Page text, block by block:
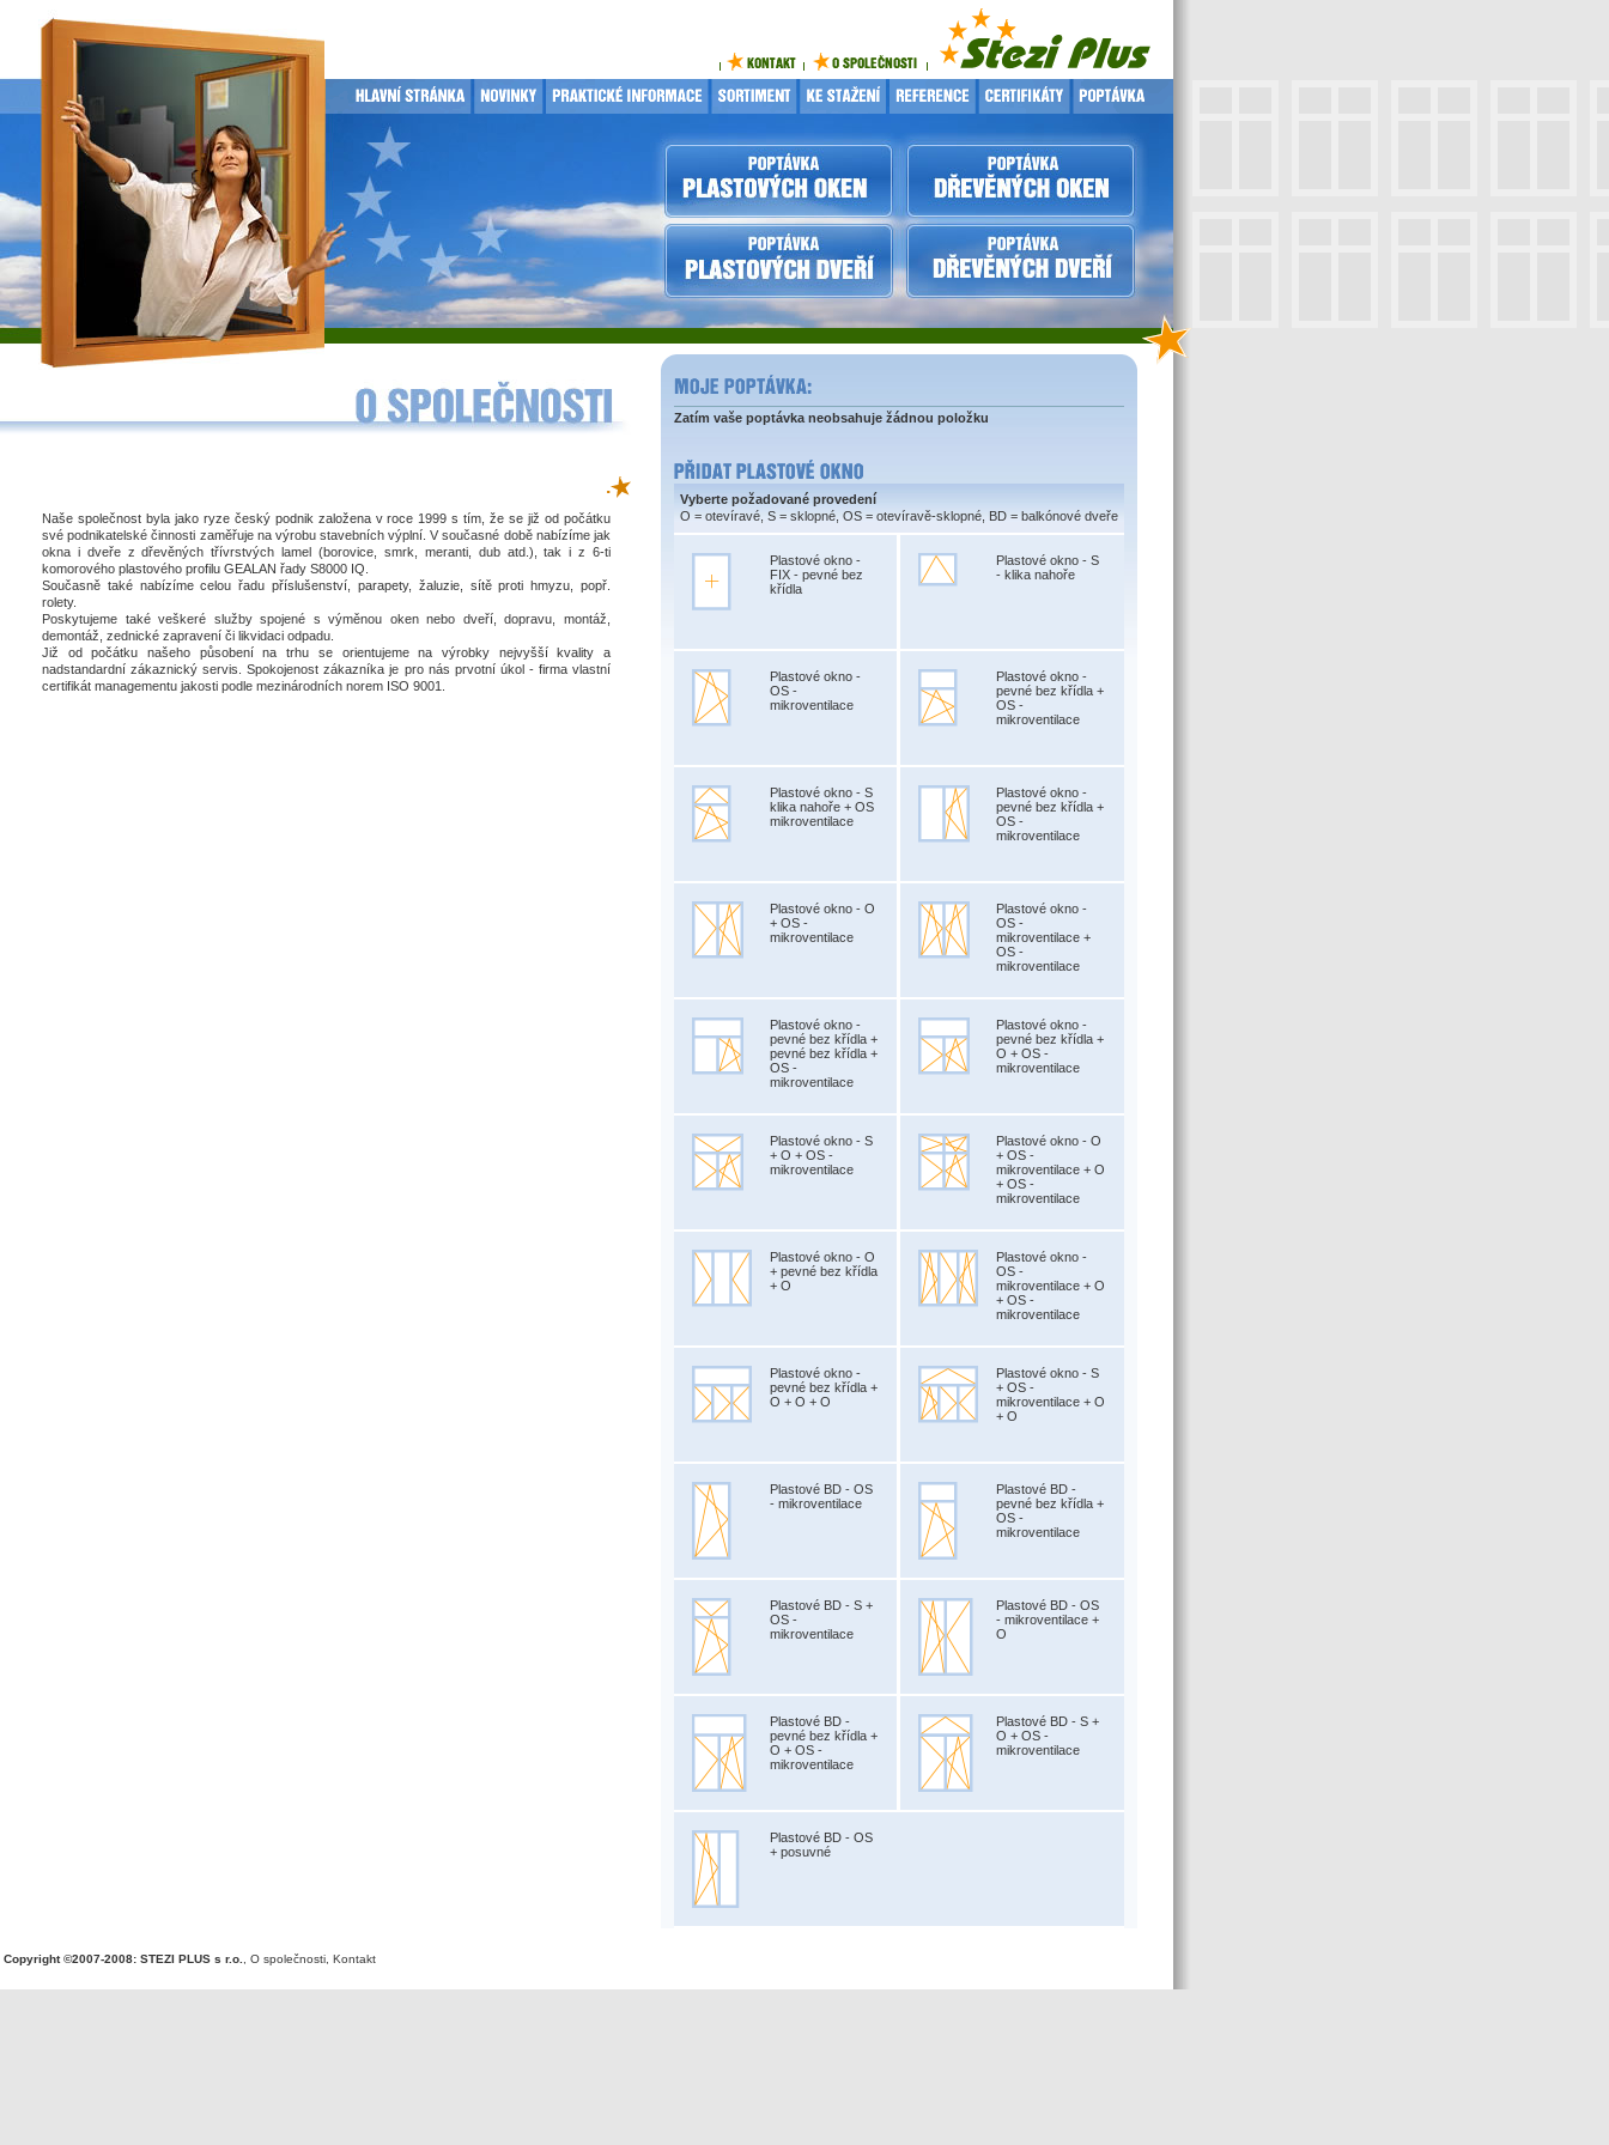
.
Naše společnost byla jako ryze český podnik založena v roce 1999 s tím, že se již od počátku
své podnikatelské činnosti zaměřuje na výrobu stavebních výplní. V současné době nabízíme jak
okna i dveře z dřevěných třívrstvých lamel (borovice, smrk, meranti, dub atd.), tak i z 6-ti
komorového plastového profilu GEALAN řady S8000 IQ.
Současně také nabízíme celou řadu příslušenství, parapety, žaluzie, sítě proti hmyzu, popř.
rolety.
Poskytujeme také veškeré služby spojené s výměnou oken nebo dveří, dopravu, montáž,
demontáž, zednické zapravení či likvidaci odpadu.
Již od počátku našeho působení na trhu se orientujeme na výrobky nejvyšší kvality a
nadstandardní zákaznický servis. Spokojenost zákazníka je pro nás prvotní úkol - firma vlastní
certifikát managementu jakosti podle mezinárodních norem ISO 9001.
Zatím vaše poptávka neobsahuje žádnou položku
Vyberte požadované provedení
O = otevíravé, S = sklopné, OS = otevíravě-sklopné, BD = balkónové dveře
Plastové okno -
FIX - pevné bez
křídla
Plastové okno - S
- klika nahoře
Plastové okno -
OS -
mikroventilace
Plastové okno -
pevné bez křídla +
OS -
mikroventilace
Plastové okno - S
klika nahoře + OS
mikroventilace
Plastové okno -
pevné bez křídla +
OS -
mikroventilace
Plastové okno - O
+ OS -
mikroventilace
Plastové okno -
OS -
mikroventilace +
OS -
mikroventilace
Plastové okno -
pevné bez křídla +
pevné bez křídla +
OS -
mikroventilace
Plastové okno -
pevné bez křídla +
O + OS -
mikroventilace
Plastové okno - S
+ O + OS -
mikroventilace
Plastové okno - O
+ OS -
mikroventilace + O
+ OS -
mikroventilace
Plastové okno - O
+ pevné bez křídla
+ O
Plastové okno -
OS -
mikroventilace + O
+ OS -
mikroventilace
Plastové okno -
pevné bez křídla +
O + O + O
Plastové okno - S
+ OS -
mikroventilace + O
+ O
Plastové BD - OS
- mikroventilace
Plastové BD -
pevné bez křídla +
OS -
mikroventilace
Plastové BD - S +
OS -
mikroventilace
Plastové BD - OS
- mikroventilace +
O
Plastové BD -
pevné bez křídla +
O + OS -
mikroventilace
Plastové BD - S +
O + OS -
mikroventilace
Plastové BD - OS
+ posuvné
Copyright ©2007-2008: STEZI PLUS s r.o. O společnosti Kontakt